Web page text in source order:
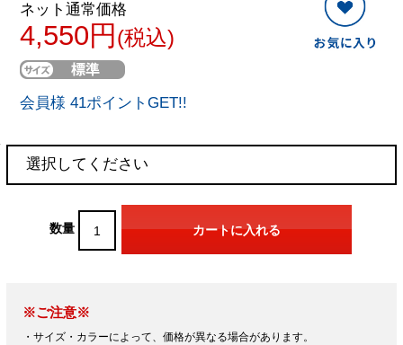
ネット通常価格
4,550円 (税込)
会員様 41ポイントGET!!
数量
※ご注意※
・サイズ・カラーによって、価格が異なる場合があります。